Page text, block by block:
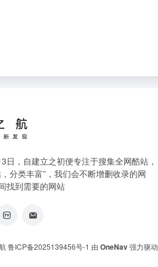
日，自建立之初便专注于搜集全网酷站，
分类丰富”，我们会不断增删收录的网
找到需要的网站
鲁ICP备2025139456号-1 由 OneNav强力驱